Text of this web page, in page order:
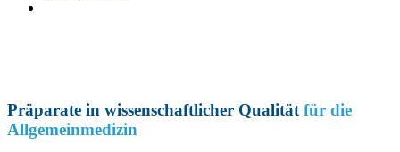
Präparate in wissenschaftlicher Qualität für die
Allgemeinmedizin